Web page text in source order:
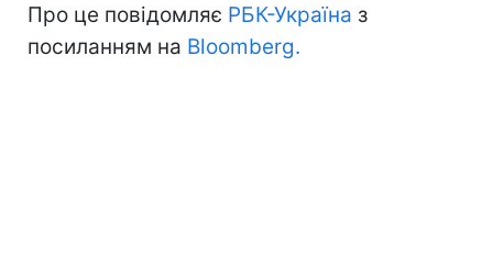
Про це повідомляє РБК-Україна з
посиланням на Bloomberg.